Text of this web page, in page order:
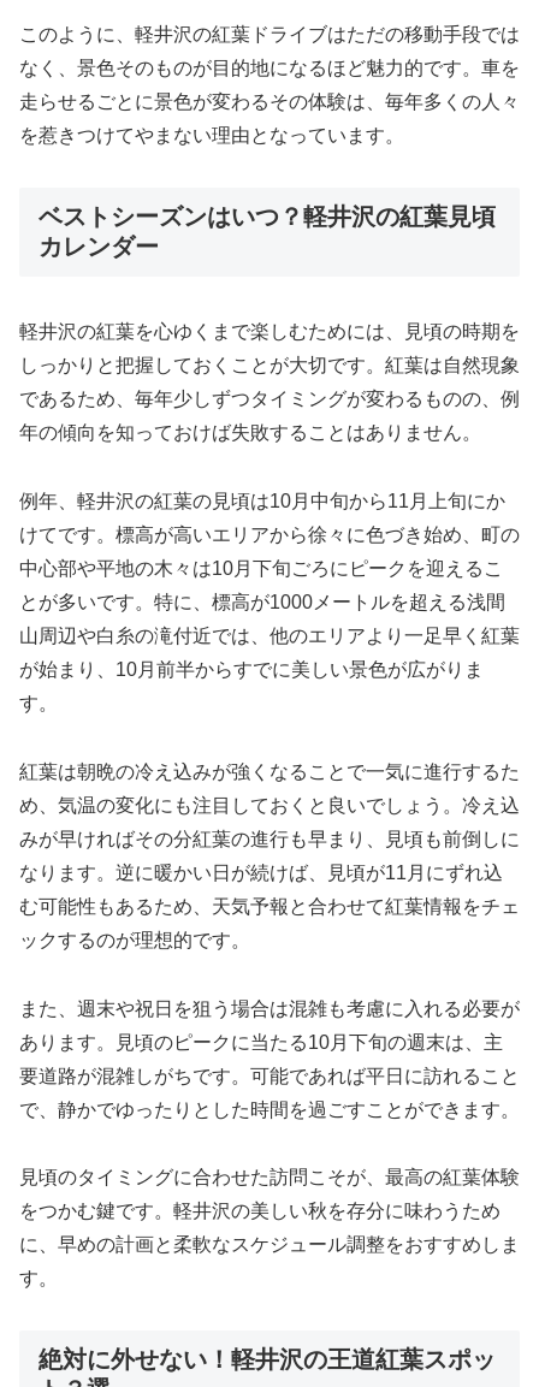
このように、軽井沢の紅葉ドライブはただの移動手段では
なく、景色そのものが目的地になるほど魅力的です。車を
走らせるごとに景色が変わるその体験は、毎年多くの人々
を惹きつけてやまない理由となっています。
ベストシーズンはいつ？軽井沢の紅葉見頃
カレンダー
軽井沢の紅葉を心ゆくまで楽しむためには、見頃の時期を
しっかりと把握しておくことが大切です。紅葉は自然現象
であるため、毎年少しずつタイミングが変わるものの、例
年の傾向を知っておけば失敗することはありません。
例年、軽井沢の紅葉の見頃は10月中旬から11月上旬にか
けてです。標高が高いエリアから徐々に色づき始め、町の
中心部や平地の木々は10月下旬ごろにピークを迎えるこ
とが多いです。特に、標高が1000メートルを超える浅間
山周辺や白糸の滝付近では、他のエリアより一足早く紅葉
が始まり、10月前半からすでに美しい景色が広がりま
す。
紅葉は朝晩の冷え込みが強くなることで一気に進行するた
め、気温の変化にも注目しておくと良いでしょう。冷え込
みが早ければその分紅葉の進行も早まり、見頃も前倒しに
なります。逆に暖かい日が続けば、見頃が11月にずれ込
む可能性もあるため、天気予報と合わせて紅葉情報をチェ
ックするのが理想的です。
また、週末や祝日を狙う場合は混雑も考慮に入れる必要が
あります。見頃のピークに当たる10月下旬の週末は、主
要道路が混雑しがちです。可能であれば平日に訪れること
で、静かでゆったりとした時間を過ごすことができます。
見頃のタイミングに合わせた訪問こそが、最高の紅葉体験
をつかむ鍵です。軽井沢の美しい秋を存分に味わうため
に、早めの計画と柔軟なスケジュール調整をおすすめしま
す。
絶対に外せない！軽井沢の王道紅葉スポッ